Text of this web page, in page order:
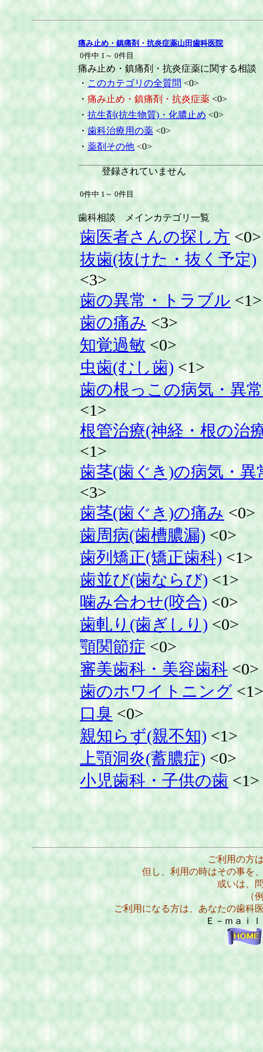
痛み止め・鎮痛剤・抗炎症薬山田歯科医院
0件中 1～ 0件目
痛み止め・鎮痛剤・抗炎症薬に関する相談
・ このカテゴリの全質問 <0>
・ 痛み止め・鎮痛剤・抗炎症薬 <0>
・ 抗生剤(抗生物質)・化膿止め <0>
・ 歯科治療用の薬 <0>
・ 薬剤その他 <0>
登録されていません
0件中 1～ 0件目
歯科相談 メインカテゴリ一覧
歯医者さんの探し方 <0>
抜歯(抜けた・抜く予定)
<3>
歯の異常・トラブル <1>
歯の痛み<3>
知覚過敏 <0>
虫歯(むし歯) <1>
歯の根っこの病気・異常
<1>
根管治療(神経・根の治
<1>
歯茎(歯ぐき)の病気・異
<3>
歯茎(歯ぐき)の痛み<0>
歯周病(歯槽膿漏) <0>
歯列矯正(矯正歯科) <1>
歯並び(歯ならび) <1>
噛み合わせ(咬合) <0>
歯軋り(歯ぎしり) <0>
顎関節症 <0>
審美歯科・美容歯科 <0>
歯のホワイトニング <1>
口臭 <0>
親知らず(親不知) <1>
上顎洞炎(蓄膿症)<0>
小児歯科・子供の歯 <1>
ご利用の方
但し、利用の時はその事を
或いは、
（
ご利用になる方は、あなたの歯科
Ｅ－ｍａｉ